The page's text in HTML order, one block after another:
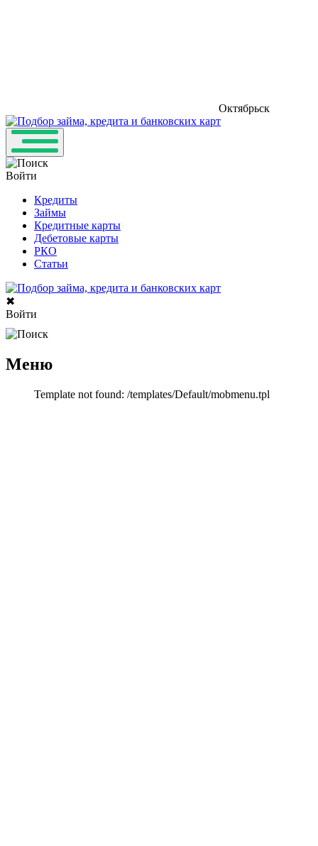
Октябрьск
Войти
Кредиты
Займы
Кредитные карты
Дебетовые карты
РКО
Статьи
✖
Войти
Меню
Template not found: /templates/Default/mobmenu.tpl